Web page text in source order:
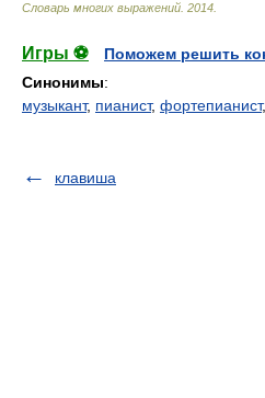
Словарь многих выражений 2014
Игры ⚽
Поможем решить
Синонимы:
музыкант, пианист, фортепианист,
клавиша